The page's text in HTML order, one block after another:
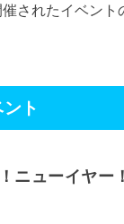
されたイベント
ト
ニューイヤ